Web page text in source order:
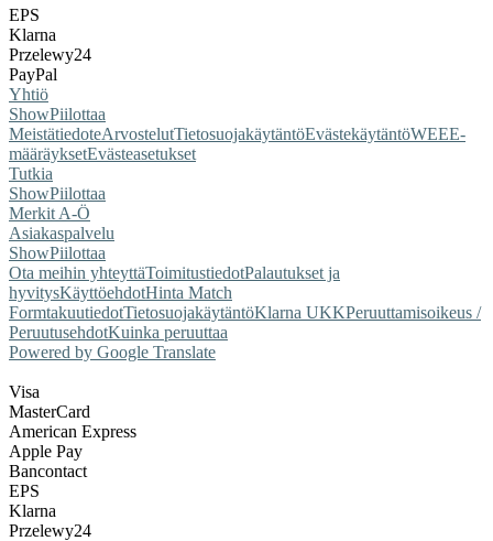
EPS
Klarna
Przelewy24
PayPal
Yhtiö
ShowPiilottaa
MeistätiedoteArvostelutTietosuojakäytäntöEvästekäytäntöWEEE-
määräyksetEvästeasetukset
Tutkia
ShowPiilottaa
Merkit A-Ö
Asiakaspalvelu
ShowPiilottaa
Ota meihin yhteyttäToimitustiedotPalautukset ja
hyvitysKäyttöehdotHinta Match
FormtakuutiedotTietosuojakäytäntöKlarna UKKPeruuttamisoikeus /
PeruutusehdotKuinka peruuttaa
Powered by Google Translate
Visa
MasterCard
American Express
Apple Pay
Bancontact
EPS
Klarna
Przelewy24